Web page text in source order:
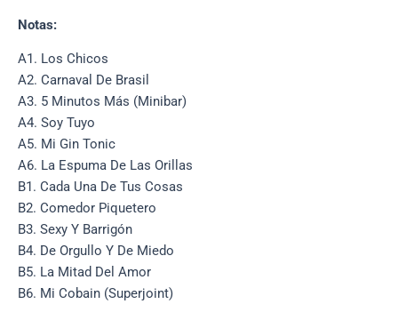
Notas:
A1. Los Chicos
A2. Carnaval De Brasil
A3. 5 Minutos Más (Minibar)
A4. Soy Tuyo
A5. Mi Gin Tonic
A6. La Espuma De Las Orillas
B1. Cada Una De Tus Cosas
B2. Comedor Piquetero
B3. Sexy Y Barrigón
B4. De Orgullo Y De Miedo
B5. La Mitad Del Amor
B6. Mi Cobain (Superjoint)